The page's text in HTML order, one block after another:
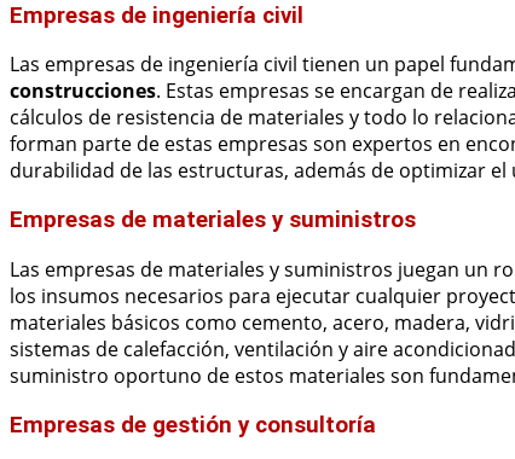
Empresas de ingeniería civil
Las empresas de ingeniería civil tienen un papel
construcciones. Estas empresas se encargan de
cálculos de resistencia de materiales y todo lo
forman parte de estas empresas son expertos en
durabilidad de las estructuras, además de optimizar
Empresas de materiales y suministros
Las empresas de materiales y suministros juegan un
los insumos necesarios para ejecutar cualquier
materiales básicos como cemento, acero, madera,
sistemas de calefacción, ventilación y aire
suministro oportuno de estos materiales son
Empresas de gestión y consultoría